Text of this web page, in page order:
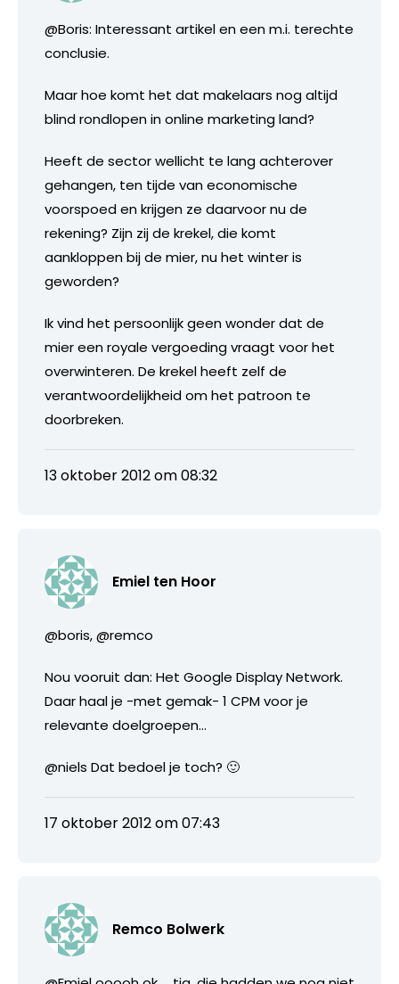
@Boris: Interessant artikel en een m.i. terechte
conclusie.
Maar hoe komt het dat makelaars nog altijd
blind rondlopen in online marketing land?
Heeft de sector wellicht te lang achterover
gehangen, ten tijde van economische
voorspoed en krijgen ze daarvoor nu de
rekening? Zijn zij de krekel, die komt
aankloppen bij de mier, nu het winter is
geworden?
Ik vind het persoonlijk geen wonder dat de
mier een royale vergoeding vraagt voor het
overwinteren. De krekel heeft zelf de
verantwoordelijkheid om het patroon te
doorbreken.
13 oktober 2012 om 08:32
Emiel ten Hoor
@boris, @remco
Nou vooruit dan: Het Google Display Network.
Daar haal je -met gemak- 1 CPM voor je
relevante doelgroepen…
@niels Dat bedoel je toch? 🙂
17 oktober 2012 om 07:43
Remco Bolwerk